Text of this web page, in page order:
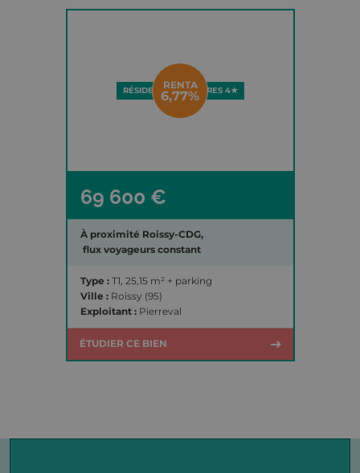
RENTA
6,77%
RÉSIDENCE D'AFFAIRES 4★
69 600 €
À proximité Roissy-CDG,
flux voyageurs constant
Type :T1, 25,15 m² + parking
Ville :Roissy (95)
Exploitant : Pierreval
ÉTUDIER CE BIEN